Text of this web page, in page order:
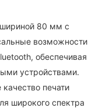
80 мм с
возможности
обеспечивая
устройствами.
печати
широкого спектра